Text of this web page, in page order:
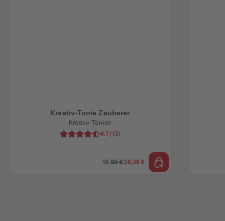
Kreativ-Tonie Zauberer
Kreativ-Tonies
4.7 (13)
12,99 €10,39 €